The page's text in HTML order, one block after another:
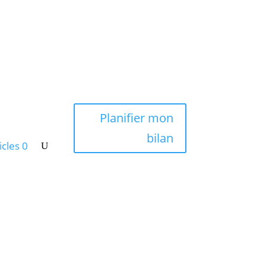
0
Planifier mon
bilan